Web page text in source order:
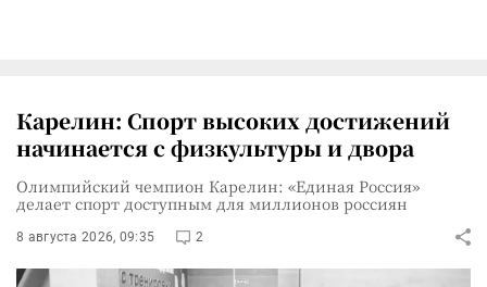
Карелин: Спорт высоких достижений
начинается с физкультуры и двора
Олимпийский чемпион Карелин: «Единая Россия»
делает спорт доступным для миллионов россиян
8 августа 2026, 09:35 2